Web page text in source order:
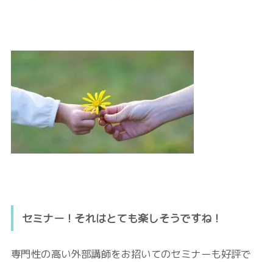
セミナー！それはとても楽しそうですね！
専門性の高い外部講師をお招いてのセミナーも好評で